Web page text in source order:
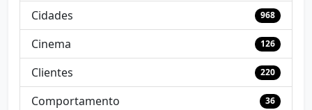
Cidades 968
Cinema 126
Clientes 220
Comportamento 36